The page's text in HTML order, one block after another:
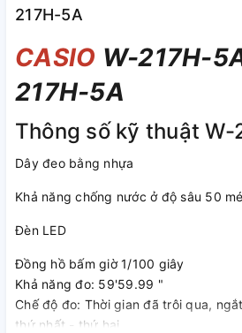
217H-5A
CASIO W-217H-
217H-5A
Thông số kỹ thuật W-
Dây đeo bằng nhựa
Khả năng chống nước ở độ sâu 50
Đèn LED
Đồng hồ bấm giờ 1/100 giây
Khả năng đo: 59'59.99 "
Chế độ đo: Thời gian đã trôi qua,
thứ nhất - thứ hai